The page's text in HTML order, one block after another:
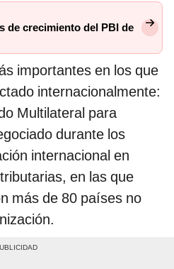
de crecimiento del PBI de
importantes en los que
internacionalmente:
Multilateral para
durante los
internacional en
en las que
más de 80 países no